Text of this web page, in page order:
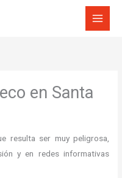
en Santa
resulta ser muy peligrosa,
y en redes informativas